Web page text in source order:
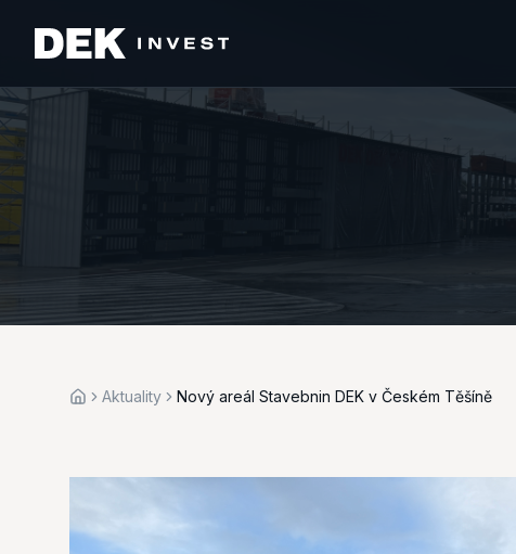
Aktuality Nový areál Stavebnin DEK v Českém Těšíně